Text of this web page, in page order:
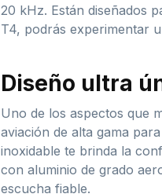
20 kHz. Están diseñados
T4, podrás experimentar
Diseño ultra
Uno de los aspectos que
aviación de alta gama
inoxidable te brinda la
con aluminio de grado
escucha fiable.